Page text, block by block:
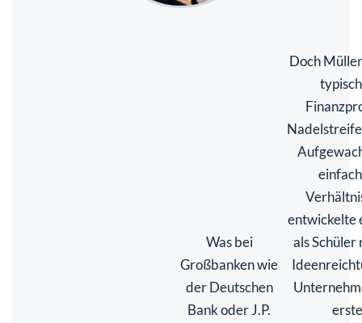
Was bei
Großbanken wie
der Deutschen
Bank oder J.P.
Doch
entwickelte
als Schüler
erste